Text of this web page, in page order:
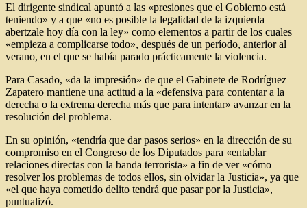
El dirigente sindical apuntó a las «presiones que el Gobierno está
teniendo» y a que «no es posible la legalidad de la izquierda
abertzale hoy día con la ley» como elementos a partir de los cuales
«empieza a complicarse todo», después de un período, anterior al
verano, en el que se había parado prácticamente la violencia.
Para Casado, «da la impresión» de que el Gabinete de Rodríguez
Zapatero mantiene una actitud a la «defensiva para contentar a la
derecha o la extrema derecha más que para intentar» avanzar en la
resolución del problema.
En su opinión, «tendría que dar pasos serios» en la dirección de su
compromiso en el Congreso de los Diputados para «entablar
relaciones directas con la banda terrorista» a fin de ver «cómo
resolver los problemas de todos ellos, sin olvidar la Justicia», ya que
«el que haya cometido delito tendrá que pasar por la Justicia»,
puntualizó.